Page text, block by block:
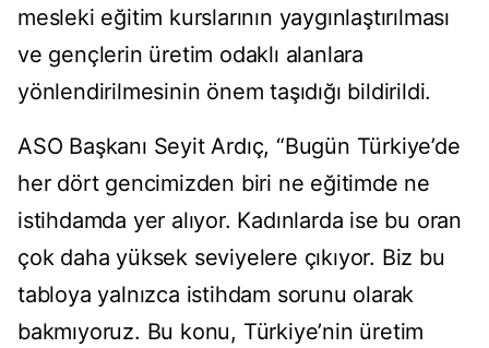
mesleki eğitim kurslarının yaygınlaştırılması
ve gençlerin üretim odaklı alanlara
yönlendirilmesinin önem taşıdığı bildirildi.
ASO Başkanı Seyit Ardıç, “Bugün Türkiye’de
her dört gencimizden biri ne eğitimde ne
istihdamda yer alıyor. Kadınlarda ise bu oran
çok daha yüksek seviyelere çıkıyor. Biz bu
tabloya yalnızca istihdam sorunu olarak
bakmıyoruz. Bu konu, Türkiye’nin üretim